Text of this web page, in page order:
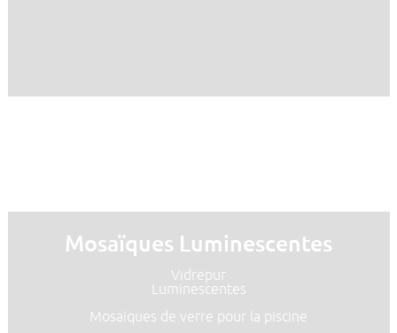
Mosaïques Luminescentes
Vidrepur
Luminescentes
Mosaïques de verre pour la piscine